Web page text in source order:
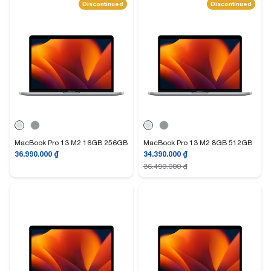
Thiết kế không thay đổi, nhưng vẫn đẹp
2022 đây vẫn là một trong những chiếc ultrabook có thiết kế đẹp nhất và
vẫn giữ được nét hiện đại, tối giản, và đơn giản đó là… Apple MacBook
vậy thôi!
Discontinued
MacBook Pro 13 M2 16GB 256GB
36.990.000 ₫
Discontinued
MacBook Pro 13 M2 8GB 512GB
34.390.000 ₫
36.490.000₫